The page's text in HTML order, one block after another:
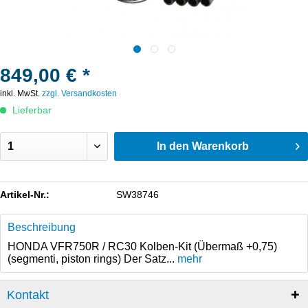
849,00 € *
inkl. MwSt. zzgl. Versandkosten
Lieferbar
In den Warenkorb
Artikel-Nr.: SW38746
Beschreibung
HONDA VFR750R / RC30 Kolben-Kit (Übermaß +0,75)
(segmenti, piston rings) Der Satz... mehr
Kontakt